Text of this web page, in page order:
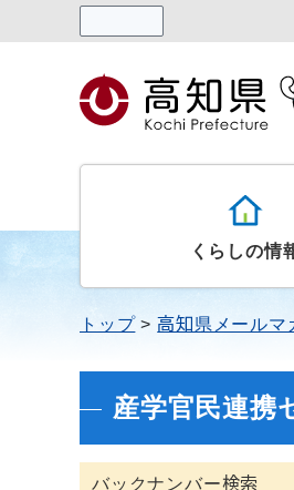
くらしの情
トップ 高知県メールマ
産学官民連携